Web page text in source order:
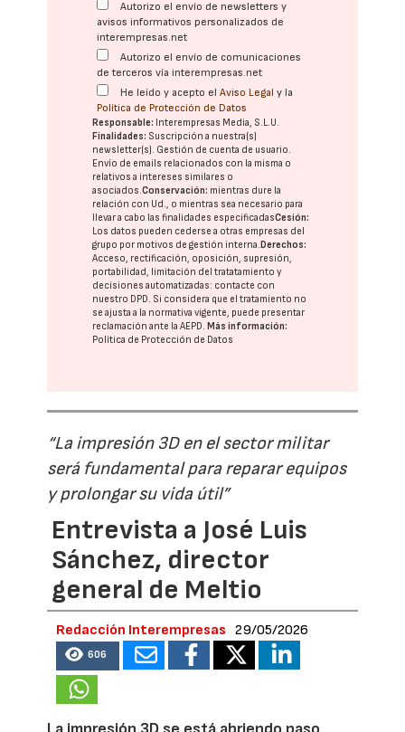
Autorizo el envío de newsletters y
avisos informativos personalizados de
interempresas.net
Autorizo el envío de comunicaciones
de terceros vía interempresas.net
He leído y acepto elAviso Legal y la
Política de Protección de Datos
Responsable: Interempresas Media, S.L.U.
Finalidades: Suscripción a nuestra(s)
newsletter(s). Gestión de cuenta de usuario.
Envío de emails relacionados con la misma o
relativos a intereses similares o
asociados.Conservación: mientras dure la
relación con Ud., o mientras sea necesario para
llevar a cabo las finalidades especificadasCesión:
Los datos pueden cederse a otras empresas del
grupo por motivos de gestión interna.Derechos:
Acceso, rectificación, oposición, supresión,
portabilidad, limitación del tratatamiento y
decisiones automatizadas: contacte con
nuestro DPD . Si considera que el tratamiento no
se ajusta a la normativa vigente, puede presentar
reclamación ante laAEPD .Más información:
Política de Protección de Datos
“La impresión 3D en el sector militar
será fundamental para reparar equipos
y prolongar su vida útil”
Entrevista a José Luis
Sánchez, director
general de Meltio
Redacción Interempresas 29/05/2026
606